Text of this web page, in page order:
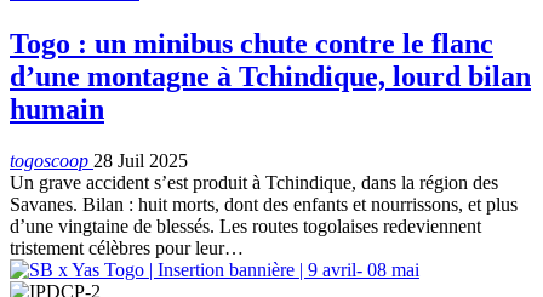
Togo : un minibus chute contre le flanc
d’une montagne à Tchindique, lourd bilan
humain
togoscoop 28 Juil 2025
Un grave accident s’est produit à Tchindique, dans la région des
Savanes. Bilan : huit morts, dont des enfants et nourrissons, et plus
d’une vingtaine de blessés. Les routes togolaises redeviennent
tristement célèbres pour leur…